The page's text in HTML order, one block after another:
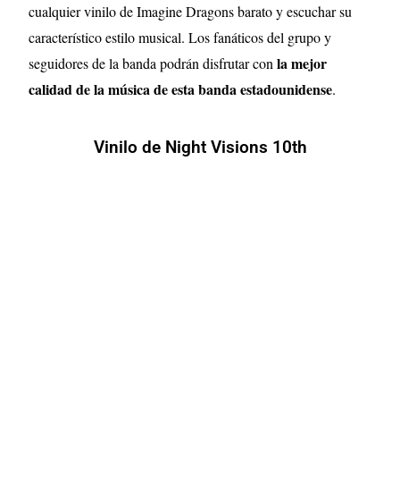
cualquier vinilo de Imagine Dragons barato y escuchar su
característico estilo musical. Los fanáticos del grupo y
seguidores de la banda podrán disfrutar conla mejor
calidad de la música de esta banda estadounidense.
Vinilo de Night Visions 10th